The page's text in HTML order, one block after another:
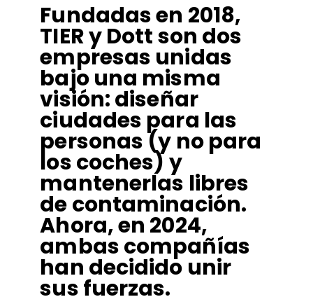
Fundadas en 2018,
TIER y Dott son dos
empresas unidas
bajo una misma
visión: diseñar
ciudades para las
personas (y no para
los coches) y
mantenerlas libres
de contaminación.
Ahora, en 2024,
ambas compañías
han decidido unir
sus fuerzas.